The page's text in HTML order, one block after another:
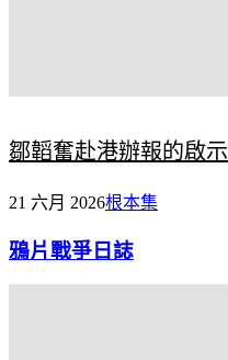
鄒韜奮赴港辦報的啟示
21 六月 2026根本集
鴉片戰爭日誌